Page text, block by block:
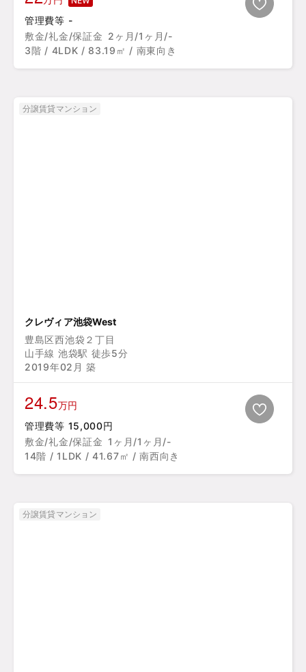
管理費等 -
敷金/礼金/保証金 2ヶ月/1ヶ月/-
3階 / 4LDK / 83.19㎡ / 南東向き
分譲賃貸マンション
クレヴィア池袋West
豊島区西池袋２丁目
山手線 池袋駅 徒歩5分
2019年02月 築
24.5万円
管理費等 15,000円
敷金/礼金/保証金 1ヶ月/1ヶ月/-
14階 / 1LDK / 41.67㎡ / 南西向き
分譲賃貸マンション